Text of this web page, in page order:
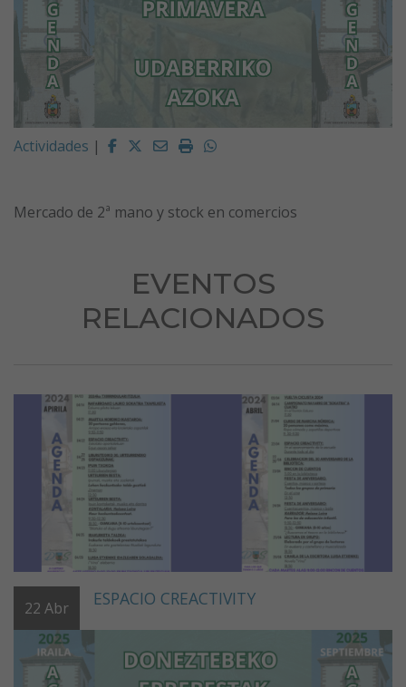
Actividades | Facebook
Twitter
EmailImprimirWhatsapp
Mercado de 2ª mano y stock en comercios
EVENTOS
RELACIONADOS
22 Abr ESPACIO CREACTIVITY